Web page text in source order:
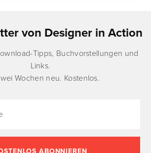
von Designer in Action
Tipps, Buchvorstellungen und
Links.
Wochen neu. Kostenlos.